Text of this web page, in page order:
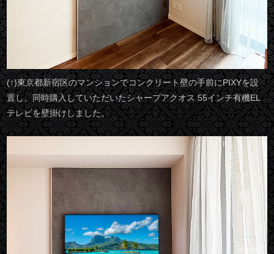
(↑)東京都新宿区のマンションでコンクリート壁の手前にPIXYを設
置し、同時購入していただいたシャープアクオス 55インチ有機EL
テレビを壁掛けしました。